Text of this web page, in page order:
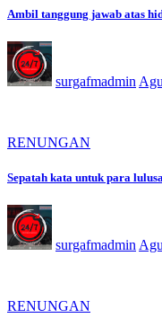
Ambil tanggung jawab atas
surgafmadmin
RENUNGAN
Sepatah kata untuk para
surgafmadmin
RENUNGAN